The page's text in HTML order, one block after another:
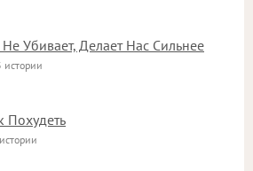
Убивает, Делает Нас Сильнее
истории
Похудеть